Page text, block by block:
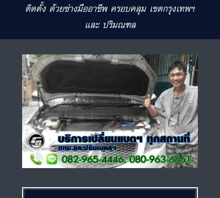
ติดตั้ง ด้วยช่างมืออาชีพ ครอบคลุม เขตกรุงเทพฯ
และ ปริมณฑล